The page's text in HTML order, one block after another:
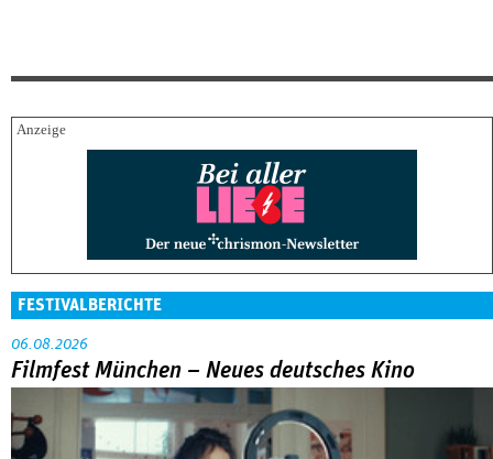
FESTIVALBERICHTE
06.08.2026
Filmfest München – Neues deutsches Kino